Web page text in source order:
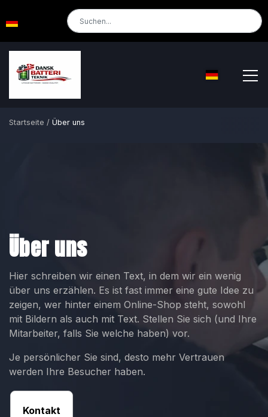
Kunden-Login
Startseite Über uns
Über uns
Hier schreiben wir einen Text, in dem wir ein wenig
über uns erzählen. Es ist fast immer eine gute Idee zu
zeigen, wer hinter einem Online-Shop steht, sowohl
mit Bildern als auch mit Text. Stellen Sie sich (und Ihre
Mitarbeiter, falls Sie welche haben) vor.
Je persönlicher Sie sind, desto mehr Vertrauen
werden Ihre Besucher haben.
Kontakt